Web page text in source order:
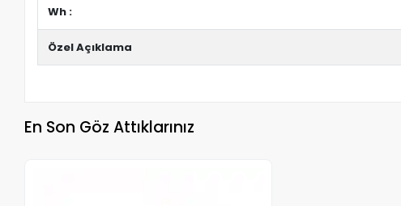
Wh :
Özel Açıklama
En Son Göz Attıklarınız